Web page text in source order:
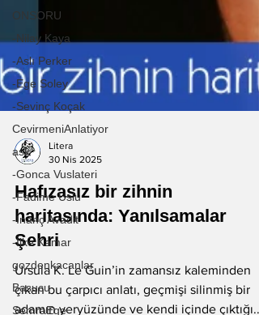
ONSORU
-Nilay Kaya
-Aslı Perker
-Ege Soley
-Sevinç Koçak
CevirmeniAnlatiyor
ask
-Gonca Vuslateri
-Fadime Uslu
-İnanç Avadit
-İlke Kamar
gozdenkacanlar
Basucu
SemraEge
Litera
30 Nis 2025
Hafızasız bir zihnin
haritasında: Yanılsamalar
Şehri
Ursula K. Le Guin’in zamansız kaleminden